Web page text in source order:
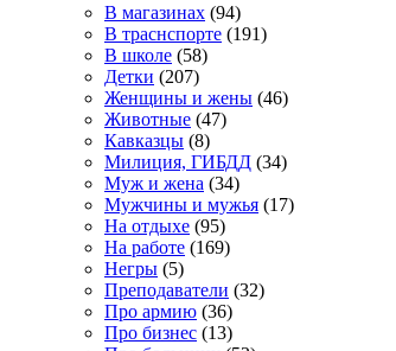
В магазинах (94)
В траснспорте (191)
В школе (58)
Детки (207)
Женщины и жены (46)
Животные (47)
Кавказцы (8)
Милиция, ГИБДД (34)
Муж и жена (34)
Мужчины и мужья (17)
На отдыхе (95)
На работе (169)
Негры (5)
Преподаватели (32)
Про армию (36)
Про бизнес (13)